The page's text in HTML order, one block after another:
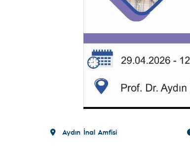
Aydın İnal Amfisi